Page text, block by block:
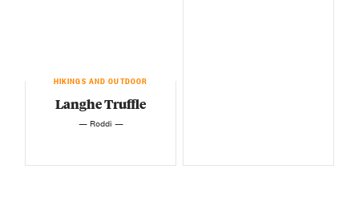
HIKINGS AND OUTDOOR
Langhe Truffle
— Roddi —